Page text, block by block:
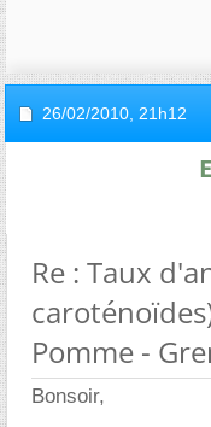
26/02/2010, 21h12
Re : Taux
Pomme -
Bonsoir,